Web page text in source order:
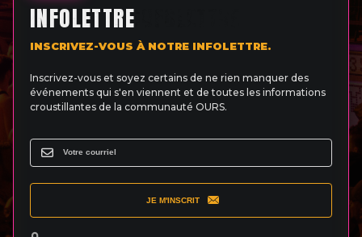
INFOLETTRE
INSCRIVEZ-VOUS À NOTRE INFOLETTRE.
Inscrivez-vous et soyez certains de ne rien manquer des
événements qui s'en viennent et de toutes les informations
croustillantes de la communauté OURS.
JE M'INSCRIT